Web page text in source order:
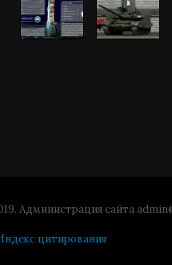
Администрация сайта